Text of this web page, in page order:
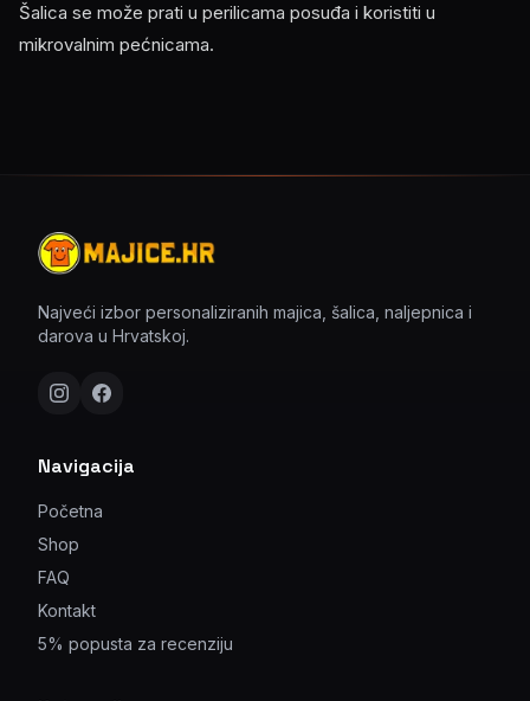
Šalica se može prati u perilicama posuđa i koristiti u
mikrovalnim pećnicama.
Najveći izbor personaliziranih majica, šalica, naljepnica i
darova u Hrvatskoj.
Navigacija
Početna
Shop
FAQ
Kontakt
5% popusta za recenziju